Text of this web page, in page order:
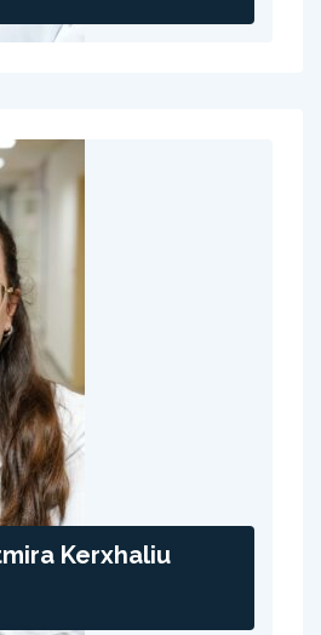
Kerxhaliu